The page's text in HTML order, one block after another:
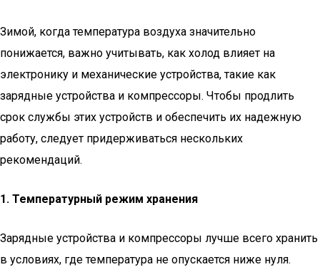
Зимой, когда температура воздуха значительно
понижается, важно учитывать, как холод влияет на
электронику и механические устройства, такие как
зарядные устройства и компрессоры. Чтобы продлить
срок службы этих устройств и обеспечить их надежную
работу, следует придерживаться нескольких
рекомендаций.
1. Температурный режим хранения
Зарядные устройства и компрессоры лучше всего хранить
в условиях, где температура не опускается ниже нуля.